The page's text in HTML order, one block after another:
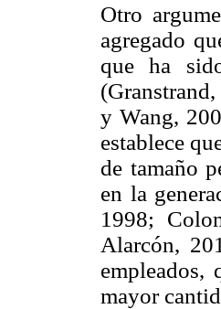
Otro
agregado
que ha
y Wang,
establece
de tamaño
en la
1998;
Alarcón,
empleados,
mayor